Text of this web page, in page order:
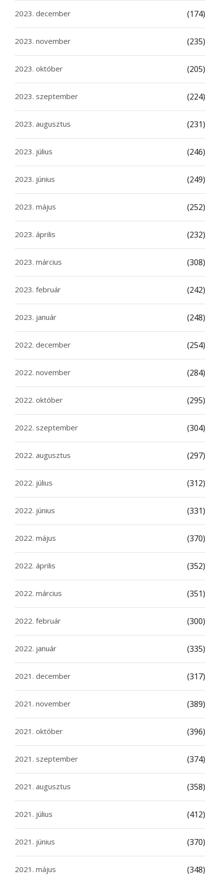
2023. december (174)
2023. november (235)
2023. október (205)
2023. szeptember (224)
2023. augusztus (231)
2023. július (246)
2023. június (249)
2023. május (252)
2023. április (232)
2023. március (308)
2023. február (242)
2023. január (248)
2022. december (254)
2022. november (284)
2022. október (295)
2022. szeptember (304)
2022. augusztus (297)
2022. július (312)
2022. június (331)
2022. május (370)
2022. április (352)
2022. március (351)
2022. február (300)
2022. január (335)
2021. december (317)
2021. november (389)
2021. október (396)
2021. szeptember (374)
2021. augusztus (358)
2021. július (412)
2021. június (370)
2021. május (348)